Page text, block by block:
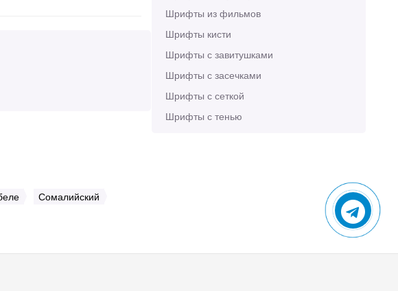
Шрифты из фильмов
Шрифты кисти
Шрифты с завитушками
Шрифты с засечками
Шрифты с сеткой
Шрифты с тенью
Сомалийский